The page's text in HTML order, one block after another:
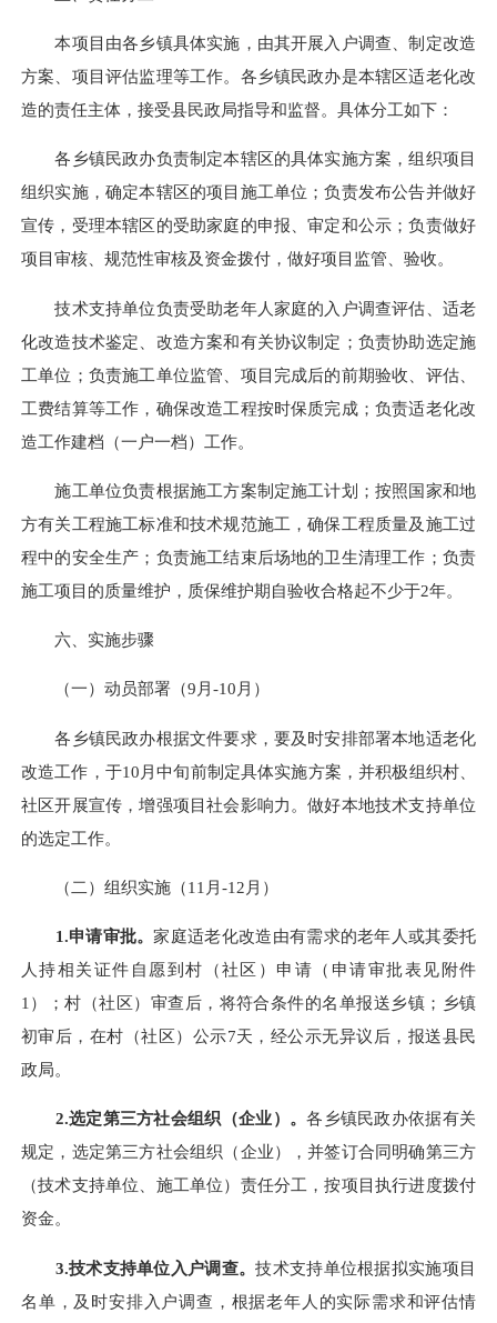
本项目由各乡镇具体实施，由其开展入户调查、制定改造
方案、项目评估监理等工作。 各乡镇民政办是本辖区适老化改
造的责任主体，接受县民政局指导和监督。具体分工如下：
各乡镇民政办负责制定本辖区的具体实施方案，组织项目
组织实施，确定本辖区的项目施工单位 ；负责发布公告并做好
宣传，受理本辖区的受助家庭的申报、审定和公示；负责做好
项目审核、规范性审核及资金拨付， 做好项目监管、验收。
技术支持单位负责受助老年人家庭的入户调查评估、适老
化改造技术鉴定、改造方案和有关协议制定；负责协助选定施
工单位；负责施工单位监管、项目完成后的前期验收、评估、
工费结算等工作，确保改造工程按时保质完成；负责适老化改
造工作建档（一户一档）工作。
施工单位负责根据施工方案制定施工计划；按照国家和地
方有关工程施工标准和技术规范施工，确保工程质量及施工过
程中的安全生产；负责施工结束后场地的卫生清理工作；负责
施工项目的质量维护，质保维护期自验收合格起不少于2年。
六、实施步骤
（一）动员部署（9 月-10 月）
各乡镇民政办根据文件要求，要及时安排部署本地适老化
改造工作，于10 月中旬前制定具体实施方案，并积极组织村
社区开展宣传，增强项目社会影响力。做好本地技术支持单位
的选定工作。
（二）组织实施（11 月-12 月）
1.申请审批。家庭适老化改造由有需求的老年人或其委托
人持相关证件自愿到村（社区）申请（申请审批表见附件
1）；村（社区）审查后，将符合条件的名单报送乡镇； 乡镇
初审后，在村（社区）公示7天，经公示无异议后，报送县民
政局。
2.选定第三方社会组织（企业）。各乡镇民政办依据有关
规定，选定第三方社会组织（企业），并签订合同明确第三方
（技术支持单位、施工单位）责任分工，按项目执行进度拨付
资金。
3.技术支持单位入户调查。技术支持单位根据拟实施项目
名单，及时安排入户调查，根据老年人的实际需求和评估情